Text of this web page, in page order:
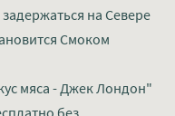
на Севере
Смоком
мяса - Джек Лондон"
без